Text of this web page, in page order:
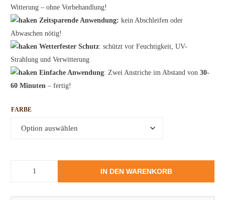
Witterung – ohne Vorbehandlung!
Zeitsparende Anwendung: kein Abschleifen oder
Abwaschen nötig!
Wetterfester Schutz: schützt vor Feuchtigkeit, UV-
Strahlung und Verwitterung
Einfache Anwendung: Zwei Anstriche im Abstand von30-
60 Minuten – fertig!
FARBE
IN DEN WARENKORB